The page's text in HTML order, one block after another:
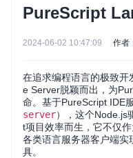
PureScript
2024-06-02 10:47:09 作者
在追求编程语言的极致
e Server脱颖而出，为
命。基于PureScript IDE
server），这个Node.js
t项目效率而生，它不仅
各类语言服务器客户端实
具。